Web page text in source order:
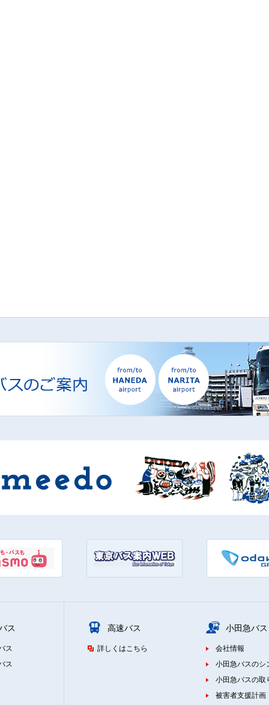
ス
ス
ス
高速バス
詳しくはこちら
小田急バス
会社情報
小田急バスのシ
小田急バスの取
被害者支援計画